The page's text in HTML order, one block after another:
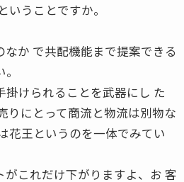
いうことですか。
か で共配機能まで提案できる
けられることを武器にし た
りにとって商流と物流は別物な
花王というのを一体でみてい
これだけ下がりますよ、お 客